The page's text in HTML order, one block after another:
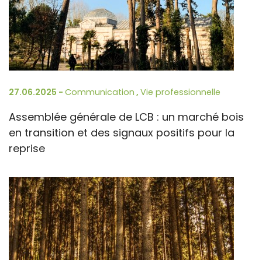
27.06.2025 - Communication , Vie professionnelle
Assemblée générale de LCB : un marché bois
en transition et des signaux positifs pour la
reprise